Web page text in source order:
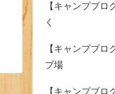
【キャンプブ
く
【キャンプブロ
プ場
【キャンプブロ